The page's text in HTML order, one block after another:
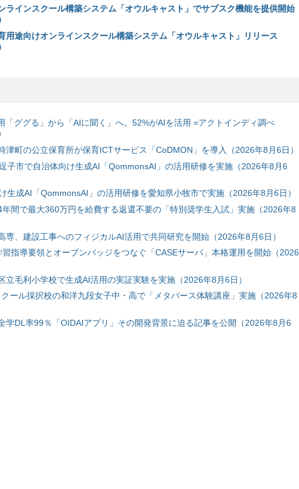
ラインスクール構築システム「オウルキャスト」でサブスク機能を提供開始
用途向けオンラインスクール構築システム「オウルキャスト」リリース
「ググる」から「AIに聞く」へ。52%がAIを活用 =アクトインディ調べ
津町の公立保育所が保育ICTサービス「CoDMON」を導入（2026年8月6日）
子市で自治体向け生成AI「QommonsAI」の活用研修を実施（2026年8月6
生成AI「QommonsAI」の活用研修を愛知県小牧市で実施（2026年8月6日）
間で最大360万円を給費する返還不要の「特別奨学生入試」実施（2026年8
専、建設工事へのフィジカルAI活用で共同研究を開始（2026年8月6日）
習指導要領とオープンバッジをつなぐ「CASEサーバ」本格運用を開始（2026
立毛利小学校で生成AI活用の実証実験を実施（2026年8月6日）
ール採択校の和洋九段女子中・高で「メタバース体験講座」実施（2026年8
学DL率99％「OIDAIアプリ」その開発背景に迫る記事を公開（2026年8月6